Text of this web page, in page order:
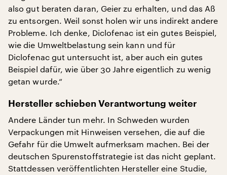
also gut beraten daran, Geier zu erhalten, und das Aß
zu entsorgen. Weil sonst holen wir uns indirekt andere
Probleme. Ich denke, Diclofenac ist ein gutes Beispiel,
wie die Umweltbelastung sein kann und für
Diclofenac gut untersucht ist, aber auch ein gutes
Beispiel dafür, wie über 30 Jahre eigentlich zu wenig
getan wurde.“
Hersteller schieben Verantwortung weiter
Andere Länder tun mehr. In Schweden wurden
Verpackungen mit Hinweisen versehen, die auf die
Gefahr für die Umwelt aufmerksam machen. Bei der
deutschen Spurenstoffstrategie ist das nicht geplant.
Stattdessen veröffentlichten Hersteller eine Studie,